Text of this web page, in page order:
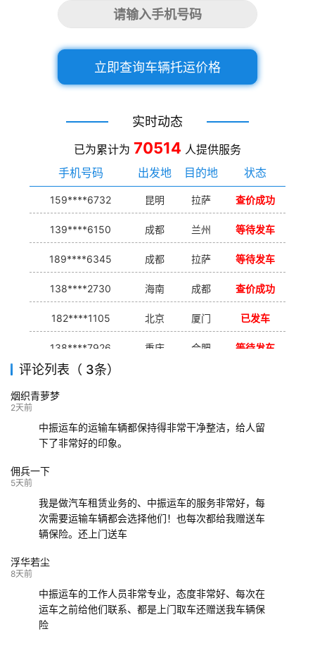
立即查询车辆托运价格
实时动态
已为累计为 70514 人提供服务
手机号码
出发地 目的地 状态
159****6732 昆明 拉萨 查价成功
139****6150 成都 兰州 等待发车
189****6345 成都 拉萨 等待发车
138****2730 海南 成都 查价成功
182****1105 北京 厦门 已发车
138****7926 重庆 合肥 等待发车
139****9233
评论列表（ 3条）
烟织青萝梦
2天前
中振运车的运输车辆都保持得非常干净整洁，给人留
下了非常好的印象。
佣兵一下
5天前
我是做汽车租赁业务的、中振运车的服务非常好，每
次需要运输车辆都会选择他们！也每次都给我赠送车
辆保险。还上门送车
浮华若尘
8天前
中振运车的工作人员非常专业，态度非常好、每次在
运车之前给他们联系、都是上门取车还赠送我车辆保
险